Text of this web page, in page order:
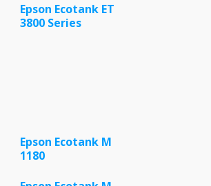
Epson Ecotank ET
3800 Series
Epson Ecotank M
1180